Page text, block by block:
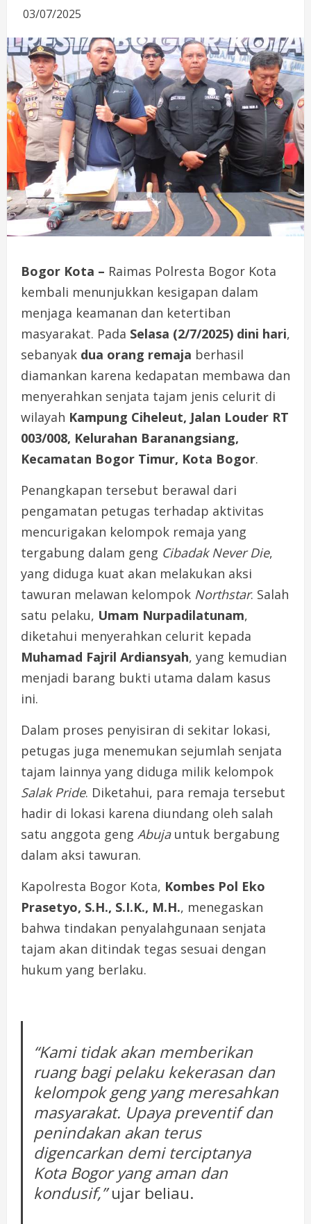
03/07/2025
Bogor Kota – Raimas Polresta Bogor Kota
kembali menunjukkan kesigapan dalam
menjaga keamanan dan ketertiban
masyarakat. Pada Selasa (2/7/2025) dini hari,
sebanyak dua orang remaja berhasil
diamankan karena kedapatan membawa dan
menyerahkan senjata tajam jenis celurit di
wilayah Kampung Ciheleut, Jalan Louder RT
003/008, Kelurahan Baranangsiang,
Kecamatan Bogor Timur, Kota Bogor.
Penangkapan tersebut berawal dari
pengamatan petugas terhadap aktivitas
mencurigakan kelompok remaja yang
tergabung dalam geng Cibadak Never Die,
yang diduga kuat akan melakukan aksi
tawuran melawan kelompok Northstar. Salah
satu pelaku, Umam Nurpadilatunam,
diketahui menyerahkan celurit kepada
Muhamad Fajril Ardiansyah, yang kemudian
menjadi barang bukti utama dalam kasus
ini.
Dalam proses penyisiran di sekitar lokasi,
petugas juga menemukan sejumlah senjata
tajam lainnya yang diduga milik kelompok
Salak Pride. Diketahui, para remaja tersebut
hadir di lokasi karena diundang oleh salah
satu anggota geng Abujauntuk bergabung
dalam aksi tawuran.
Kapolresta Bogor Kota, Kombes Pol Eko
Prasetyo, S.H., S.I.K., M.H., menegaskan
bahwa tindakan penyalahgunaan senjata
tajam akan ditindak tegas sesuai dengan
hukum yang berlaku.
“Kami tidak akan memberikan
ruang bagi pelaku kekerasan dan
kelompok geng yang meresahkan
masyarakat. Upaya preventif dan
penindakan akan terus
digencarkan demi terciptanya
Kota Bogor yang aman dan
kondusif,”ujar beliau.